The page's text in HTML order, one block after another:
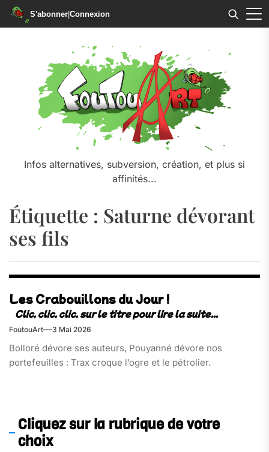
S'abonner|Connexion
Infos alternatives, subversion, création, et plus si
affinités...
Étiquette : Saturne dévorant
ses fils
Les Crabouillons du Jour !
FoutouArt 3 Mai 2026
Bolloré dévore ses auteurs, Pouyanné dévore nos
portefeuilles : Trax croque l’ogre et le pétrolier.
Cliquez sur la rubrique de votre
choix